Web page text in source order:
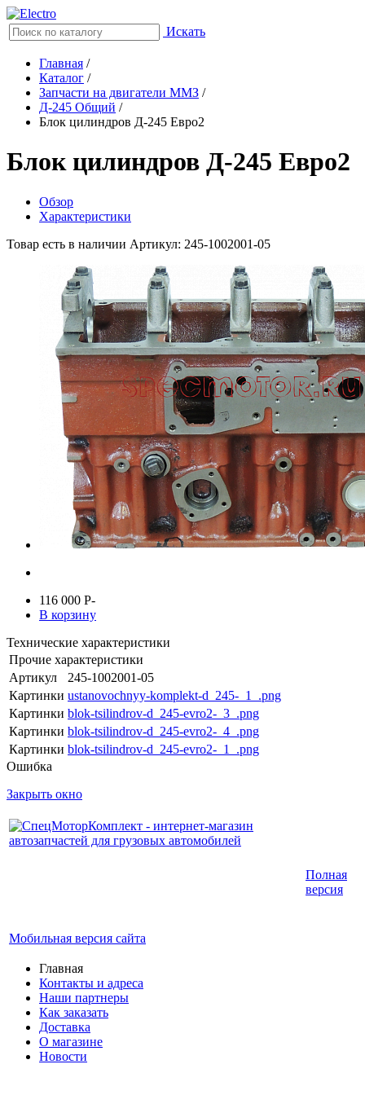
Искать
Главная /
Каталог /
Запчасти на двигатели ММЗ /
Д-245 Общий /
Блок цилиндров Д-245 Евро2
Блок цилиндров Д-245 Евро2
Обзор
Характеристики
Товар есть в наличии Артикул: 245-1002001-05
116 000 P-
В корзину
Технические характеристики
Прочие характеристики
Артикул
245-1002001-05
Картинки ustanovochnyy-komplekt-d_245-_1_.png
Картинки blok-tsilindrov-d_245-evro2-_3_.png
Картинки blok-tsilindrov-d_245-evro2-_4_.png
Картинки blok-tsilindrov-d_245-evro2-_1_.png
Ошибка
Закрыть окно
Мобильная версия сайта
Полная
версия
Главная
Контакты и адреса
Наши партнеры
Как заказать
Доставка
О магазине
Новости